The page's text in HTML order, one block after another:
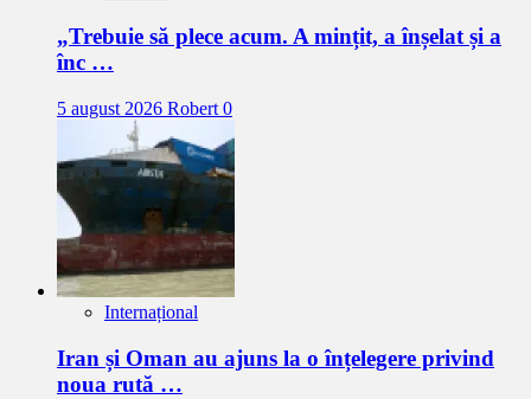
„Trebuie să plece acum. A mințit, a înșelat și a
înc …
5 august 2026 Robert 0
Internațional
Iran și Oman au ajuns la o înțelegere privind
noua rută …